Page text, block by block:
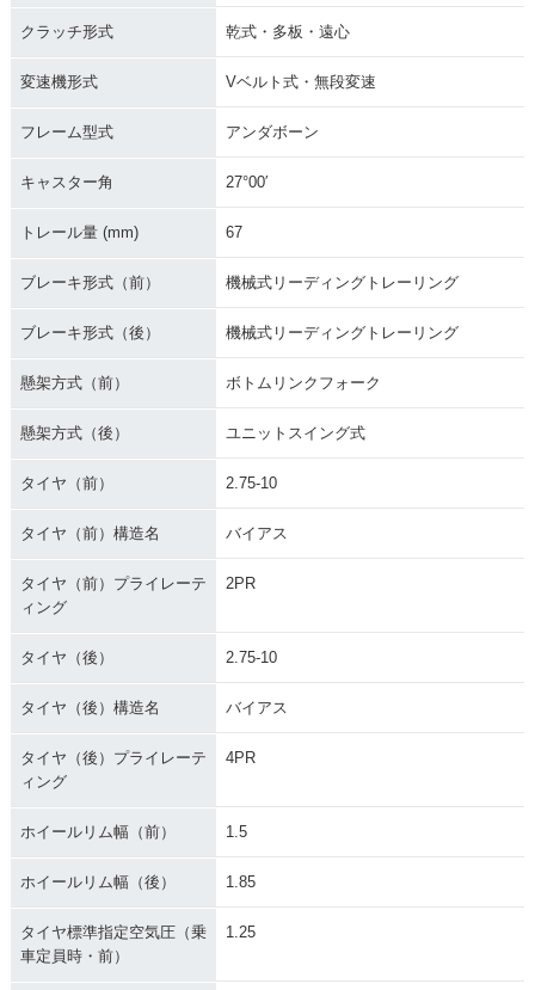
クラッチ形式 乾式・多板・遠心
変速機形式 Vベルト式・無段変速
フレーム型式 アンダボーン
キャスター角 27°00′
トレール量 (mm) 67
ブレーキ形式（前） 機械式リーディングトレーリング
ブレーキ形式（後） 機械式リーディングトレーリング
懸架方式（前） ボトムリンクフォーク
懸架方式（後） ユニットスイング式
タイヤ（前） 2.75-10
タイヤ（前）構造名 バイアス
タイヤ（前）プライレーテ
ィング
2PR
タイヤ（後） 2.75-10
タイヤ（後）構造名 バイアス
タイヤ（後）プライレーテ
ィング
4PR
ホイールリム幅（前） 1.5
ホイールリム幅（後） 1.85
タイヤ標準指定空気圧（乗
車定員時・前）
1.25